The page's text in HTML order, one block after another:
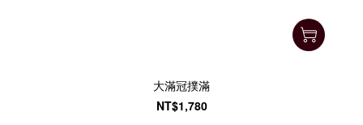
大滿冠撲滿
NT$1,780